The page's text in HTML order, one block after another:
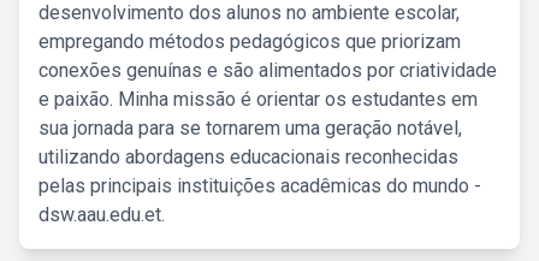
desenvolvimento dos alunos no ambiente escolar,
empregando métodos pedagógicos que priorizam
conexões genuínas e são alimentados por criatividade
e paixão. Minha missão é orientar os estudantes em
sua jornada para se tornarem uma geração notável,
utilizando abordagens educacionais reconhecidas
pelas principais instituições acadêmicas do mundo -
dsw.aau.edu.et.